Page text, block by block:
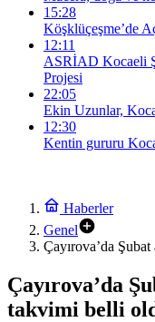
15:28
Köşklüçeşme’de
12:11
ASRİAD Kocaeli
Projesi
22:05
Ekin Uzunlar,
12:30
Kentin gururu
Haberler
Genel
Çayırova’da
Çayırova’da
takvimi belli